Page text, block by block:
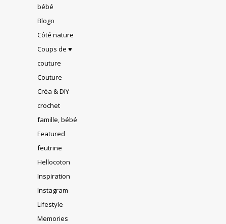
bébé
Blogo
Côté nature
Coups de ♥
couture
Couture
Créa & DIY
crochet
famille, bébé
Featured
feutrine
Hellocoton
Inspiration
Instagram
Lifestyle
Memories